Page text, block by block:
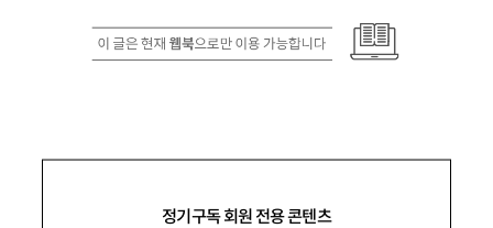
정기구독 회원 전용 콘텐츠